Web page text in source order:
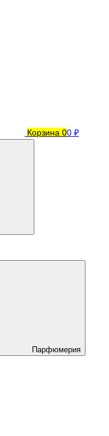
Корзина 00 ₽
Парфюмерия